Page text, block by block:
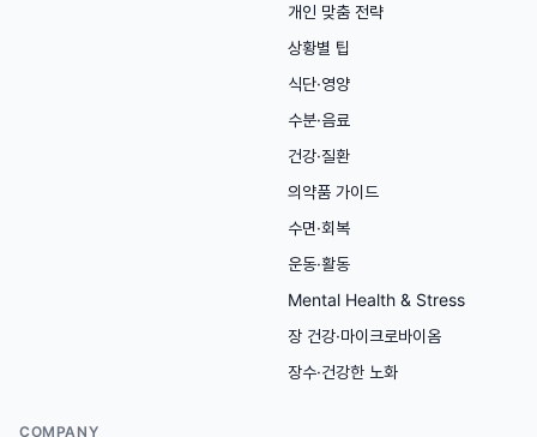
개인 맞춤 전략
상황별 팁
식단·영양
수분·음료
건강·질환
의약품 가이드
수면·회복
운동·활동
Mental Health & Stress
장 건강·마이크로바이옴
장수·건강한 노화
COMPANY